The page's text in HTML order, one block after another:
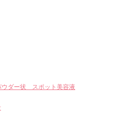
ウダー状 スポット美容液